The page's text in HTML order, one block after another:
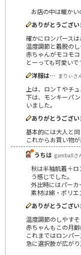
お店の中は暖かい
ありがとうござ
確かにロンパース
温度調節と着脱のし
赤ちゃんがモコモコ
とーっても可愛いで
洋服は… まりぃさ
上は、ロンＴやチ
下は、モンキーパ
いました。
ありがとうござ
基本的には大人と同
これからお買い物
うちは gamballさ
秋は半袖肌着＋
う感じでした。
外出時にはパーカ
素材は綿・ポリエ
ありがとうござ
温度調節のしやす
赤ちゃんもこの月
これまではロンパ
急に選択肢が広がり